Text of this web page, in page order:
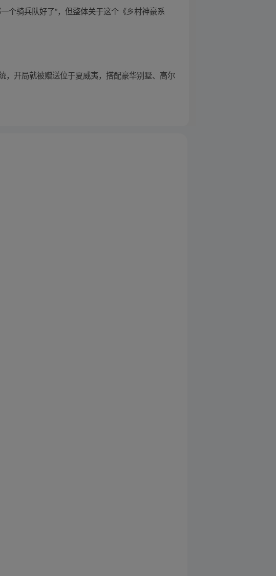
个骑兵队好了”，但整体关于这个《乡村神豪系
，开局就被赠送位于夏威夷，搭配豪华别墅、高尔